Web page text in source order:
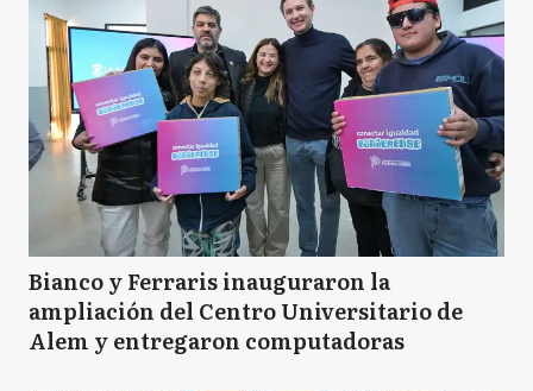
Bianco y Ferraris inauguraron la
ampliación del Centro Universitario de
Alem y entregaron computadoras